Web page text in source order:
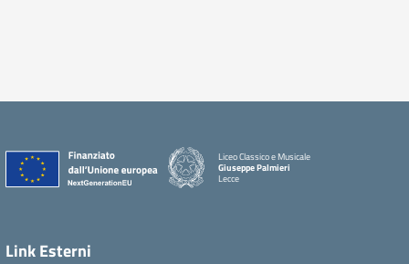
Liceo Classico e Musicale
Giuseppe Palmieri
Lecce
Link Esterni